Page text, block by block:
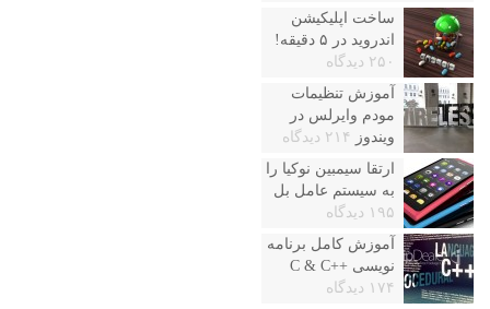
ساخت اپلیکیشن
اندروید در ۵ دقیقه!
۲۵۰ دیدگاه
آموزش تنظیمات
مودم وایرلس در
ویندوز
۲۱۴ دیدگاه
ارتقا سیمبین نوکیا را
به سیستم عامل بل
۱۹۵ دیدگاه
آموزش کامل برنامه
نویسی ++C & C
۱۷۴ دیدگاه